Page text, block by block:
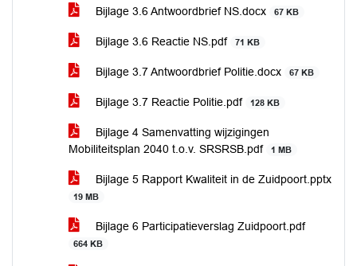
Bijlage 3.6 Antwoordbrief NS.docx 67 KB
Bijlage 3.6 Reactie NS.pdf 71 KB
Bijlage 3.7 Antwoordbrief Politie.docx 67 KB
Bijlage 3.7 Reactie Politie.pdf 128 KB
Bijlage 4 Samenvatting wijzigingen
Mobiliteitsplan 2040 t.o.v. SRSRSB.pdf
1 MB
Bijlage 5 Rapport Kwaliteit in de Zuidpoort.pptx
19 MB
Bijlage 6 Participatieverslag Zuidpoort.pdf
664 KB